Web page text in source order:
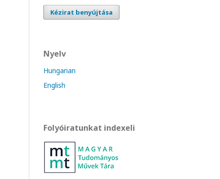
Kézirat benyújtása
Nyelv
Hungarian
English
Folyóiratunkat indexeli